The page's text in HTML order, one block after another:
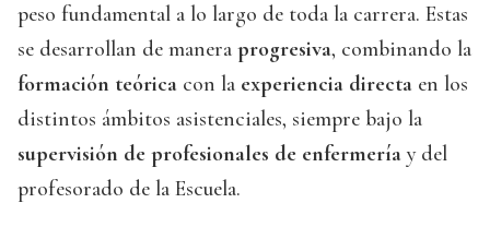
peso fundamental a lo largo de toda la carrera. Estas
se desarrollan de manera progresiva, combinando la
formación teórica con la experiencia directa en los
distintos ámbitos asistenciales, siempre bajo la
supervisión de profesionales de enfermería y del
profesorado de la Escuela.